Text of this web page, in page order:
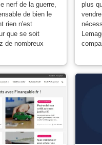
nerf de la guerre,
de bien le
rien n'est
que se soit
de nombreux
plus